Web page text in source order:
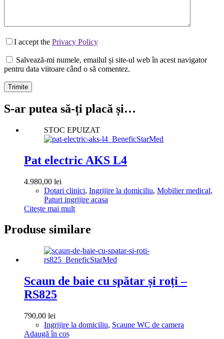
I accept the Privacy Policy
Salvează-mi numele, emailul și site-ul web în acest navigator
pentru data viitoare când o să comentez.
Trimite
S-ar putea să-ți placă și…
STOC EPUIZAT
Pat electric AKS L4
4.980,00 lei
Dotari clinici, Ingrijire la domiciliu, Mobilier medical,
Paturi ingrijire acasa
Citește mai mult
Produse similare
Scaun de baie cu spătar și roți –
RS825
790,00 lei
Ingrijire la domiciliu, Scaune WC de camera
Adaugă în coș